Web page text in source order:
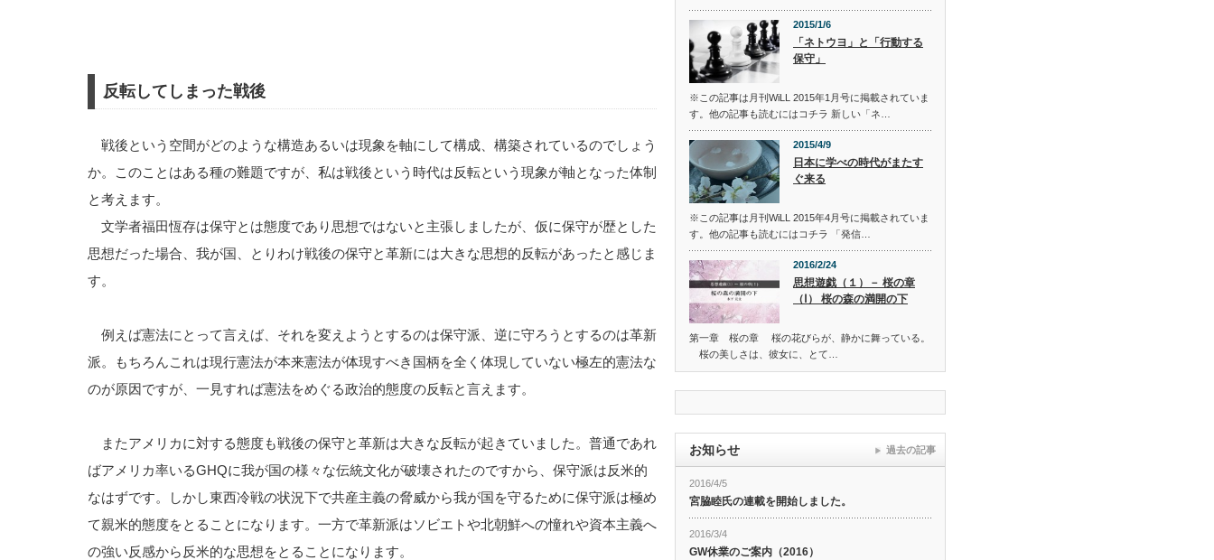
反転してしまった戦後
戦後という空間がどのような構造あるいは現象を軸にして構成、構築されているのでしょう
か。このことはある種の難題ですが、私は戦後という時代は反転という現象が軸となった体制
と考えます。
文学者福田恆存は保守とは態度であり思想ではないと主張しましたが、仮に保守が歴とした
思想だった場合、我が国、とりわけ戦後の保守と革新には大きな思想的反転があったと感じま
す。
例えば憲法にとって言えば、それを変えようとするのは保守派、逆に守ろうとするのは革新
派。もちろんこれは現行憲法が本来憲法が体現すべき国柄を全く体現していない極左的憲法な
のが原因ですが、一見すれば憲法をめぐる政治的態度の反転と言えます。
またアメリカに対する態度も戦後の保守と革新は大きな反転が起きていました。普通であれ
ばアメリカ率いるGHQに我が国の様々な伝統文化が破壊されたのですから、保守派は反米的
なはずです。しかし東西冷戦の状況下で共産主義の脅威から我が国を守るために保守派は極め
て親米的態度をとることになります。一方で革新派はソビエトや北朝鮮への憧れや資本主義へ
の強い反感から反米的な思想をとることになります。
2015/1/6
「ネトウヨ」と「行動する
保守」
※この記事は月刊WiLL 2015年1月号に掲載されていま
す。他の記事も読むにはコチラ 新しい「ネ…
2015/4/9
日本に学べの時代がまたす
ぐ来る
※この記事は月刊WiLL 2015年4月号に掲載されていま
す。他の記事も読むにはコチラ 「発信…
2016/2/24
思想遊戯（１）－ 桜の章
（Ⅰ） 桜の森の満開の下
第一章 桜の章 桜の花びらが、静かに舞っている。
桜の美しさは、彼女に、とて…
お知らせ
2016/4/5
宮脇睦氏の連載を開始しました。
2016/3/4
GW休業のご案内（2016）
過去の記事